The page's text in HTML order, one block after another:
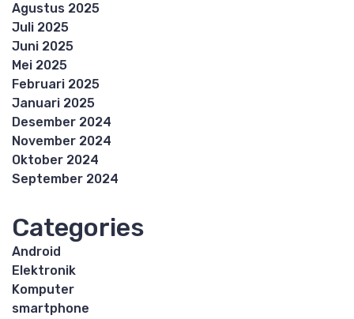
Agustus 2025
Juli 2025
Juni 2025
Mei 2025
Februari 2025
Januari 2025
Desember 2024
November 2024
Oktober 2024
September 2024
Categories
Android
Elektronik
Komputer
smartphone